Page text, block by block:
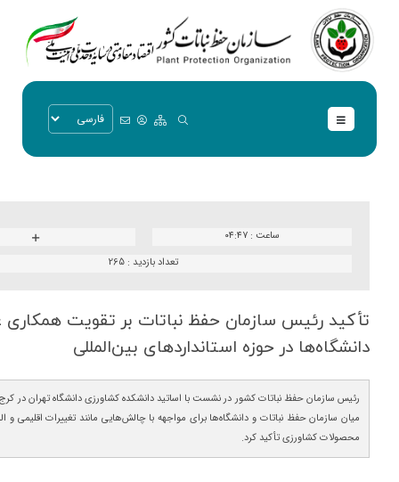
ساعت : ۰۴:۴۷
تعداد بازدید : 265
تأكید رئیس سازمان حفظ نباتات بر تقویت همكاری
دانشگاه‌ها در حوزه استانداردهای بین‌المللی
رئیس سازمان حفظ نباتات کشور در نشست با اساتید دانشکده کشاورزی دانشگاه تهران در
میان سازمان حفظ نباتات و دانشگاه‌ها برای مواجهه با چالش‌هایی مانند تغییرات اقلیمی و
محصولات کشاورزی تأکید کرد.